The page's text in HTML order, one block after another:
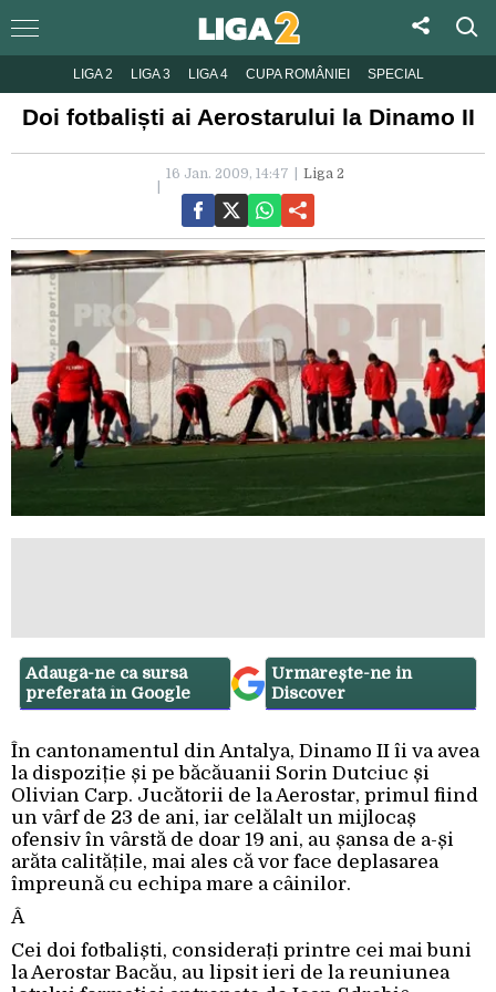
LIGA 2 LIGA 3 LIGA 4 CUPA ROMÂNIEI SPECIAL
Doi fotbaliști ai Aerostarului la Dinamo II
16 Jan. 2009, 14:47 Liga 2
Adaugă-ne ca sursă
preferată în Google
Urmărește-ne in
Discover
În cantonamentul din Antalya, Dinamo II îi va avea
la dispoziție și pe băcăuanii Sorin Dutciuc și
Olivian Carp. Jucătorii de la Aerostar, primul fiind
un vârf de 23 de ani, iar celălalt un mijlocaș
ofensiv în vârstă de doar 19 ani, au șansa de a-și
arăta calitățile, mai ales că vor face deplasarea
împreună cu echipa mare a câinilor.
Â
Cei doi fotbaliști, considerați printre cei mai buni
la Aerostar Bacău, au lipsit ieri de la reuniunea